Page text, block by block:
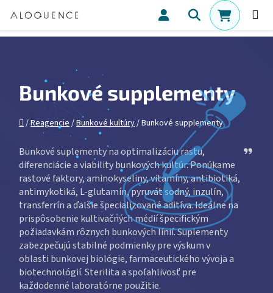
Hľadať
Bunkové supplementy
Domov
/Reagencie /Bunkové kultúry/Bunkové supplementy
Bunkové suplementy na optimalizáciu rastu,
diferenciácie a viability bunkových kultúr. Ponúkame
rastové faktory, aminokyseliny, vitamíny, antibiotiká,
antimykotiká, L-glutamín, pyruvát sodný, inzulín,
transferrín a ďalšie špecializované aditíva. Ideálne na
prispôsobenie kultivačných médií špecifickým
požiadavkám rôznych bunkových línií. Suplementy
zabezpečujú stabilné podmienky pre výskum v
oblasti bunkovej biológie, farmaceutického vývoja a
biotechnológií. Sterilita a spoľahlivosť pre
každodenné laboratórne použitie.
Ask